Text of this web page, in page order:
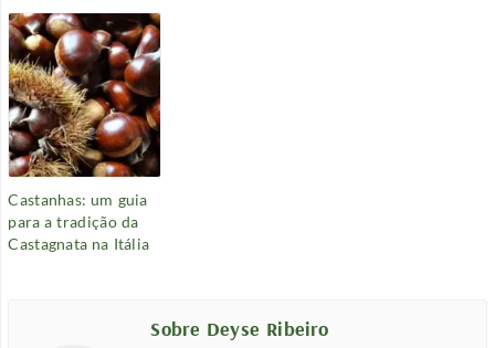
Castanhas: um guia
para a tradição da
Castagnata na Itália
Sobre Deyse Ribeiro